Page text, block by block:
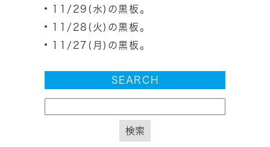
11/29(水)の黒板。
11/28(火)の黒板。
11/27(月)の黒板。
SEARCH